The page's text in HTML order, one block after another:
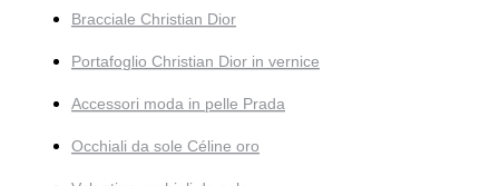
Bracciale Christian Dior
Portafoglio Christian Dior in vernice
Accessori moda in pelle Prada
Occhiali da sole Céline oro